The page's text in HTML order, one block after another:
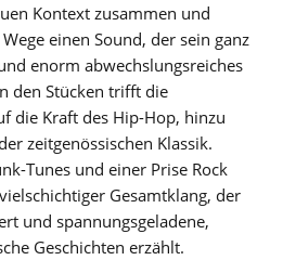
Kontext zusammen und
einen Sound, der sein ganz
enorm abwechslungsreiches
den Stücken trifft die
die Kraft des Hip-Hop, hinzu
zeitgenössischen Klassik.
Tunes und einer Prise Rock
Gesamtklang, der
und spannungsgeladene,
Geschichten erzählt.